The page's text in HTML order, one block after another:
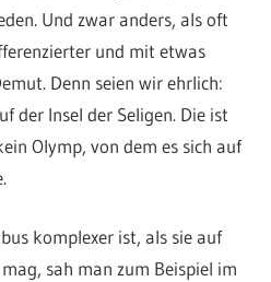
Und zwar anders, als oft
und mit etwas
Denn seien wir ehrlich:
der Insel der Seligen. Die ist
Olymp, von dem es sich auf
komplexer ist, als sie auf
sah man zum Beispiel im